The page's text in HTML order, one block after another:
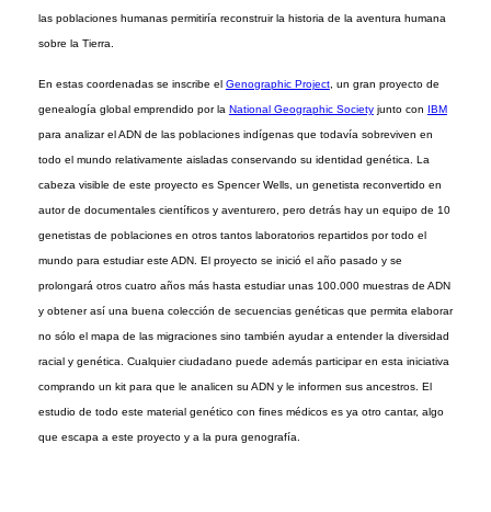
las poblaciones humanas permitiría reconstruir la historia de la aventura humana
sobre la Tierra.
En estas coordenadas se inscribe el Genographic Project, un gran proyecto de
genealogía global emprendido por la National Geographic Societyjunto con IBM
para analizar el ADN de las poblaciones indígenas que todavía sobreviven en
todo el mundo relativamente aisladas conservando su identidad genética. La
cabeza visible de este proyecto es Spencer Wells, un genetista reconvertido en
autor de documentales científicos y aventurero, pero detrás hay un equipo de 10
genetistas de poblaciones en otros tantos laboratorios repartidos por todo el
mundo para estudiar este ADN. El proyecto se inició el año pasado y se
prolongará otros cuatro años más hasta estudiar unas 100.000 muestras de ADN
y obtener así una buena colección de secuencias genéticas que permita elaborar
no sólo el mapa de las migraciones sino también ayudar a entender la diversidad
racial y genética. Cualquier ciudadano puede además participar en esta iniciativa
comprando un kit para que le analicen su ADN y le informen sus ancestros. El
estudio de todo este material genético con fines médicos es ya otro cantar, algo
que escapa a este proyecto y a la pura genografía.